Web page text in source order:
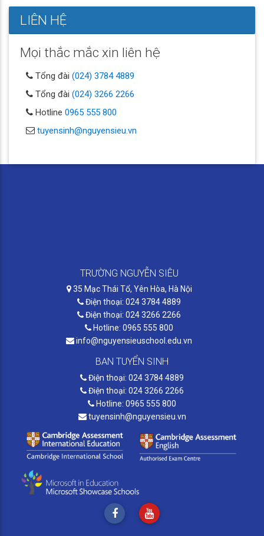
LIÊN HỆ
Mọi thắc mắc xin liên hệ
Tổng đài (024) 3784 4889
Tổng đài (024) 3266 2266
Hotline 0965 555 800
tuyensinh@nguyensieu.vn
TRƯỜNG NGUYỄN SIÊU
35 Mạc Thái Tổ, Yên Hòa, Hà Nội
Điện thoại: 024 3784 4889
Điện thoại: 024 3266 2266
Hotline: 0965 555 800
info@nguyensieuschool.edu.vn
BAN TUYỂN SINH
Điện thoại: 024 3784 4889
Điện thoại: 024 3266 2266
Hotline: 0965 555 800
tuyensinh@nguyensieu.vn